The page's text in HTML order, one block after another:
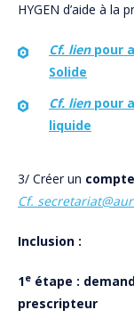
HYGEN d’aide à la
Cf. lienpour
Solide
Cf. lienpour
liquide
3/ Créer un compte
Cf.
Inclusion :
1e étape :
prescripteur